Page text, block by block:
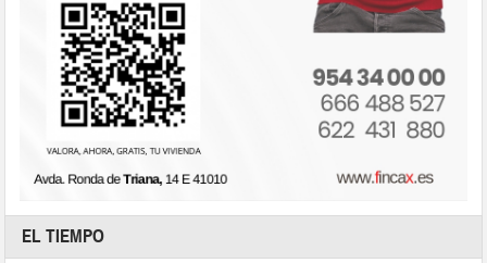
EL TIEMPO